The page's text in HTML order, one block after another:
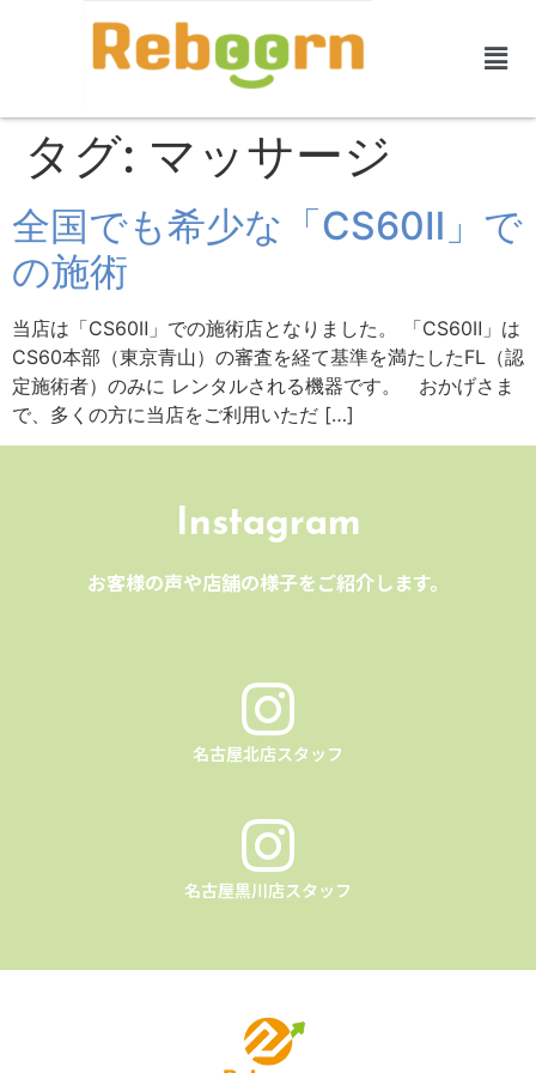
タグ: マッサージ
全国でも希少な「CS60Ⅱ」で
の施術
当店は「CS60Ⅱ」での施術店となりました。 「CS60Ⅱ」は
CS60本部（東京青山）の審査を経て基準を満たしたFL（認
定施術者）のみに レンタルされる機器です。 おかげさま
で、多くの方に当店をご利用いただ […]
Instagram
お客様の声や店舗の様子をご紹介します。
名古屋北店スタッフ
名古屋黒川店スタッフ